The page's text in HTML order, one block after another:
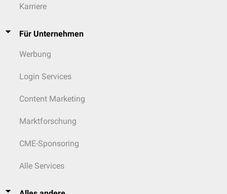
Karriere
Für Unternehmen
Werbung
Login Services
Content Marketing
Marktforschung
CME-Sponsoring
Alle Services